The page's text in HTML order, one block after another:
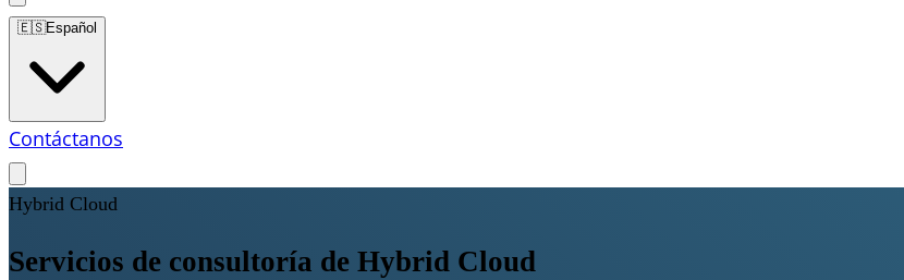
🇪🇸Español
Contáctanos
Hybrid Cloud
Servicios de consultoría de Hybrid Cloud